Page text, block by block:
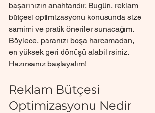
başarınızın anahtarıdır. Bugün, reklam
bütçesi optimizasyonu konusunda size
samimi ve pratik öneriler sunacağım.
Böylece, paranızı boşa harcamadan,
en yüksek geri dönüşü alabilirsiniz.
Hazırsanız başlayalım!
Reklam Bütçesi
Optimizasyonu Nedir